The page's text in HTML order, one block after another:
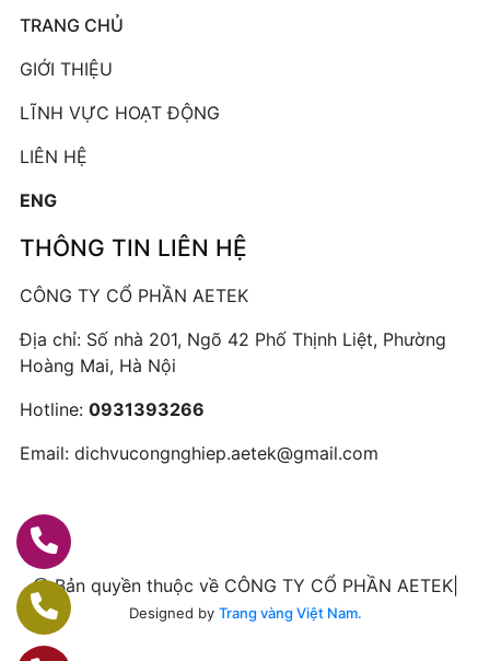
TRANG CHỦ
GIỚI THIỆU
LĨNH VỰC HOẠT ĐỘNG
LIÊN HỆ
ENG
THÔNG TIN LIÊN HỆ
CÔNG TY CỔ PHẦN AETEK
Địa chỉ: Số nhà 201, Ngõ 42 Phố Thịnh Liệt, Phường
Hoàng Mai, Hà Nội
Hotline: 0931393266
Email: dichvucongnghiep.aetek@gmail.com
@ Bản quyền thuộc về CÔNG TY CỔ PHẦN AETEK|
Designed by Trang vàng Việt Nam.